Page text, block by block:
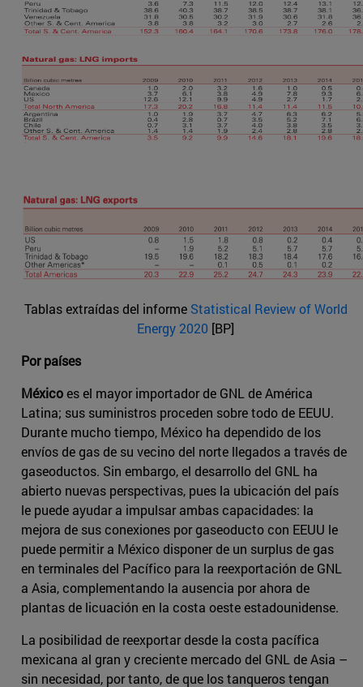
Tablas extraídas del informe Statistical Review of World
Energy 2020 [BP]
Por países
Méxicoes el mayor importador de GNL de América
Latina; sus suministros proceden sobre todo de EEUU.
Durante mucho tiempo, México ha dependido de los
envíos de gas de su vecino del norte llegados a través de
gaseoductos. Sin embargo, el desarrollo del GNL ha
abierto nuevas perspectivas, pues la ubicación del país
le puede ayudar a impulsar ambas capacidades: la
mejora de sus conexiones por gaseoducto con EEUU le
puede permitir a México disponer de un surplus de gas
en terminales del Pacífico para la reexportación de GNL
a Asia, complementando la ausencia por ahora de
plantas de licuación en la costa oeste estadounidense.
La posibilidad de reexportar desde la costa pacífica
mexicana al gran y creciente mercado del GNL de Asia –
sin necesidad, por tanto, de que los tanqueros tengan